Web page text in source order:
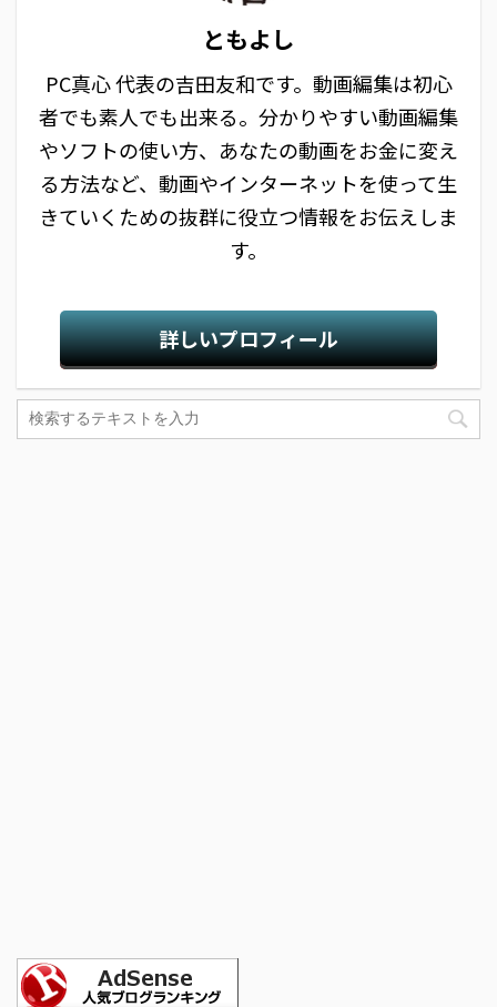
ともよし
PC真心 代表の吉田友和です。動画編集は初心
者でも素人でも出来る。分かりやすい動画編集
やソフトの使い方、あなたの動画をお金に変え
る方法など、動画やインターネットを使って生
きていくための抜群に役立つ情報をお伝えしま
す。
詳しいプロフィール